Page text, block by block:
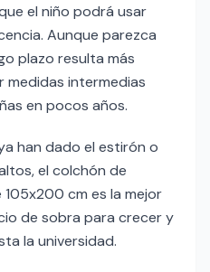
el niño podrá usar
Aunque parezca
plazo resulta más
intermedias
en pocos años.
han dado el estirón o
el colchón de
cm es la mejor
de sobra para crecer y
la universidad.